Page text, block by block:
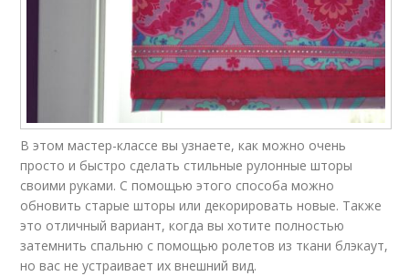
В этом мастер-классе вы узнаете, как можно очень
просто и быстро сделать стильные рулонные шторы
своими руками. С помощью этого способа можно
обновить старые шторы или декорировать новые. Также
это отличный вариант, когда вы хотите полностью
затемнить спальню с помощью ролетов из ткани блэкаут,
но вас не устраивает их внешний вид.